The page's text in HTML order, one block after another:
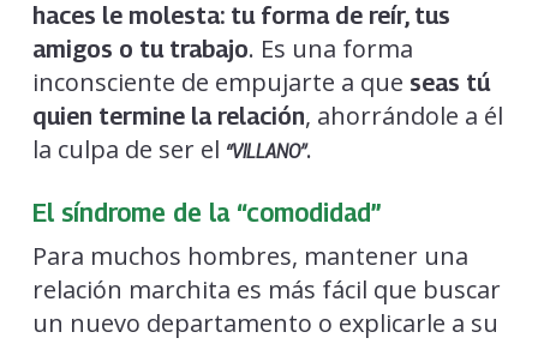
haces le molesta: tu forma de reír, tus
amigos o tu trabajo. Es una forma
inconsciente de empujarte a que seas tú
quien termine la relación, ahorrándole a él
la culpa de ser el “VILLANO”.
El síndrome de la “comodidad”
Para muchos hombres, mantener una
relación marchita es más fácil que buscar
un nuevo departamento o explicarle a su